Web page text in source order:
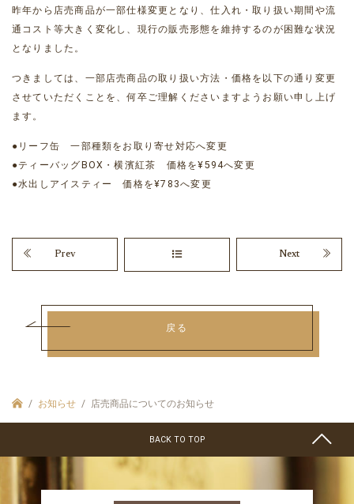
昨年から店売商品が一部仕様変更となり、仕入れ・取り扱い期間や流
通コスト等大きく変化し、現行の販売形態を維持するのが困難な状況
となりました。
つきましては、一部店売商品の取り扱い方法・価格を以下の通り変更
させていただくことを、何卒ご理解くださいますようお願い申し上げ
ます。
●リーフ缶 一部種類をお取り寄せ対応へ変更
●ティーバッグBOX・横濱紅茶 価格を¥594へ変更
●水出しアイスティー 価格を¥783へ変更
Prev Next
戻る
お知らせ 店売商品についてのお知らせ
BACK TO TOP